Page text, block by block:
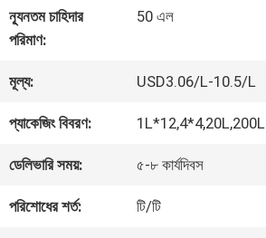
কারখানা
মান
নিয়ন্ত্রণ
ন্যূনতম চাহিদার
পরিমাণ:
50 এল
মূল্য: USD3.06/L-10.5/L
প্যাকেজিং বিবরণ: 1L*12,4*4,20L,200L
ডেলিভারি সময়: ৫-৮ কার্যদিবস
পরিশোধের শর্ত: টি/টি